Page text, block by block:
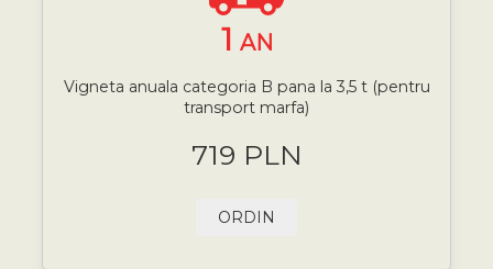
1 AN
Vigneta anuala categoria B pana la 3,5 t (pentru
transport marfa)
719 PLN
ORDIN